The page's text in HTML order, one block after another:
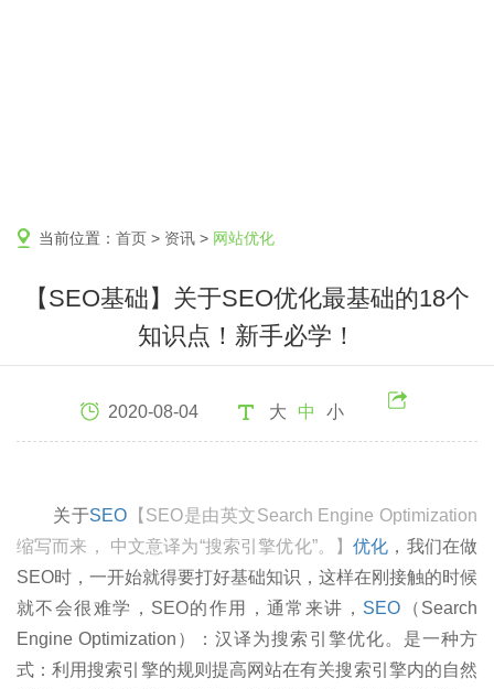
当前位置： 首页 > 资讯 > 网站优化
【SEO基础】关于SEO优化最基础的18个
知识点！新手必学！
2020-08-04 大 中 小
关于SEO 【SEO是由英文Search Engine Optimization
缩写而来， 中文意译为“搜索引擎优化”。】优化 ，我们在做
SEO时，一开始就得要打好基础知识，这样在刚接触的时候
就不会很难学，SEO的作用，通常来讲， SEO （Search
Engine Optimization）：汉译为搜索引擎优化。是一种方
式：利用搜索引擎的规则提高网站在有关搜索引擎内的自然